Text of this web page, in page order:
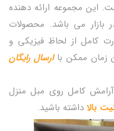
این مجموعه ارائه دهنده
بازار می باشد. محصولات
کامل از لحاظ فیزیکی و
ممکن با ارسال رایگان
آرامش کامل روی مبل منزل
بالا داشته باشید.